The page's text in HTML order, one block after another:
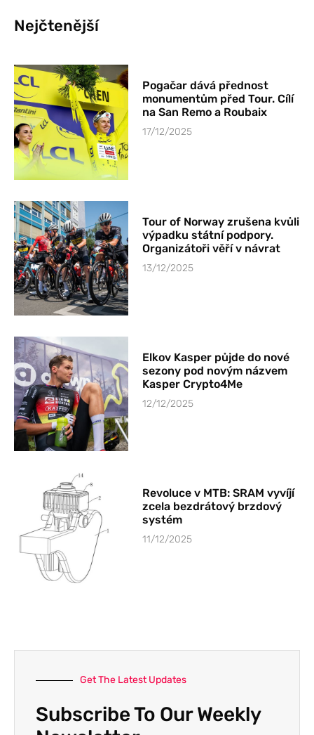
Nejčtenější
Pogačar dává přednost
monumentům před Tour. Cílí
na San Remo a Roubaix
17/12/2025
Tour of Norway zrušena kvůli
výpadku státní podpory.
Organizátoři věří v návrat
13/12/2025
Elkov Kasper půjde do nové
sezony pod novým názvem
Kasper Crypto4Me
12/12/2025
Revoluce v MTB: SRAM vyvíjí
zcela bezdrátový brzdový
systém
11/12/2025
Get The Latest Updates
Subscribe To Our Weekly